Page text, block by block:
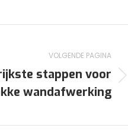
VOLGENDE PAGINA
stappen voor
wandafwerking